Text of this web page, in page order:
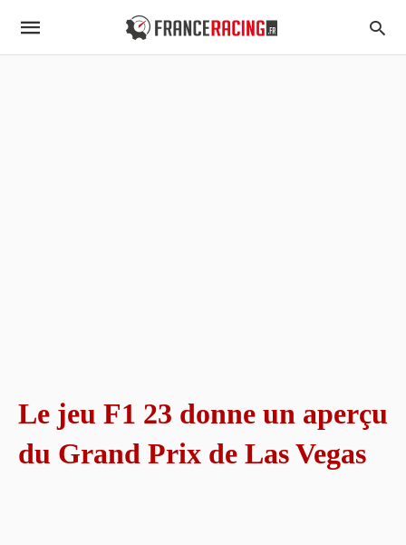
Le jeu F1 23 donne un aperçu
du Grand Prix de Las Vegas